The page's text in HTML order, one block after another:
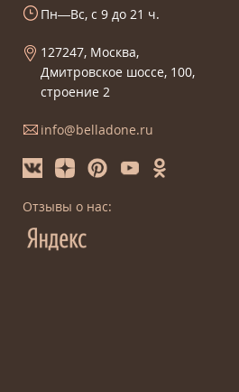
Пн—Вс, с 9 до 21 ч.
127247, Москва,
Дмитровское шоссе, 100,
строение 2
info@belladone.ru
Отзывы о нас: